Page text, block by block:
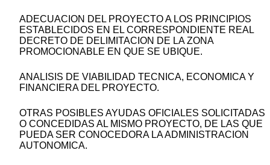
ADECUACION DEL PROYECTO A LOS PRINCIPIOS
ESTABLECIDOS EN EL CORRESPONDIENTE REAL
DECRETO DE DELIMITACION DE LA ZONA
PROMOCIONABLE EN QUE SE UBIQUE.
ANALISIS DE VIABILIDAD TECNICA, ECONOMICA Y
FINANCIERA DEL PROYECTO.
OTRAS POSIBLES AYUDAS OFICIALES SOLICITADAS
O CONCEDIDAS AL MISMO PROYECTO, DE LAS QUE
PUEDA SER CONOCEDORA LA ADMINISTRACION
AUTONOMICA.